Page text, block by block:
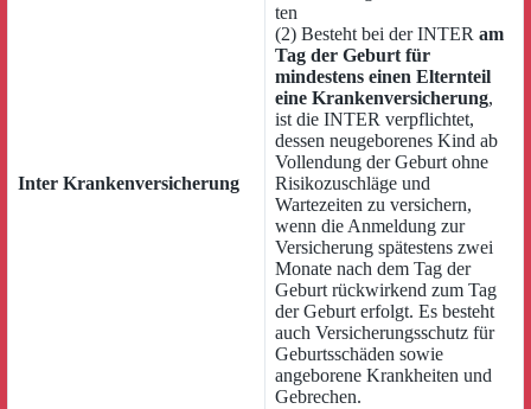
Inter Krankenversicherung
ten
(2) Besteht bei der INTER am
Tag der Geburt für
mindestens einen Elternteil
eine Krankenversicherung,
ist die INTER verpflichtet,
dessen neugeborenes Kind ab
Vollendung der Geburt ohne
Risikozuschläge und
Wartezeiten zu versichern,
wenn die Anmeldung zur
Versicherung spätestens zwei
Monate nach dem Tag der
Geburt rückwirkend zum Tag
der Geburt erfolgt. Es besteht
auch Versicherungsschutz für
Geburtsschäden sowie
angeborene Krankheiten und
Gebrechen.